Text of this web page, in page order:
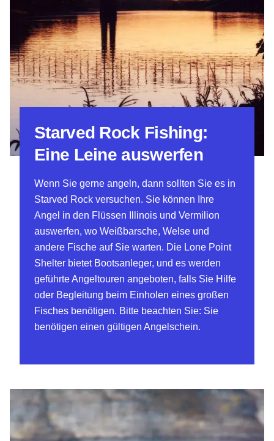
Starved Rock Fishing:
Eine Leine auswerfen
Wenn Sie gerne angeln, dann sollten Sie es in
Starved Rock versuchen. Sie können Ihre
Angel in den Flüssen Illinois und Vermilion
auswerfen, wo Weißbarsche, Welse und
andere Fische auf Sie warten. Die Lone Point
Shelter bietet Bootsanleger, und es werden
geführte Angeltouren angeboten, falls Sie Hilfe
oder Begleitung beim Einholen eines großen
Fisches benötigen. Bitte beachten Sie: Sie
benötigen einen gültigen Angelschein.